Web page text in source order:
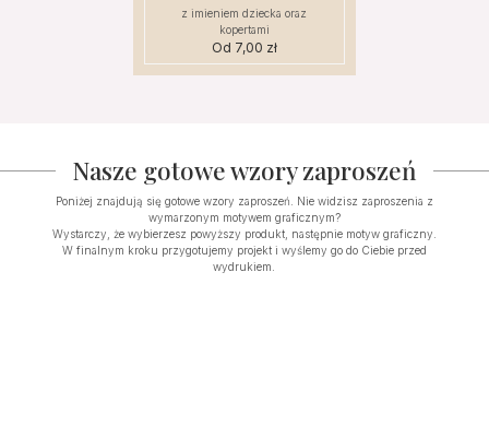
z imieniem dziecka oraz
kopertami
Od 7,00 zł
Nasze gotowe wzory zaproszeń
Poniżej znajdują się gotowe wzory zaproszeń. Nie widzisz zaproszenia z
wymarzonym motywem graficznym?
Wystarczy, że wybierzesz powyższy produkt, następnie motyw graficzny.
W finalnym kroku przygotujemy projekt i wyślemy go do Ciebie przed
wydrukiem.